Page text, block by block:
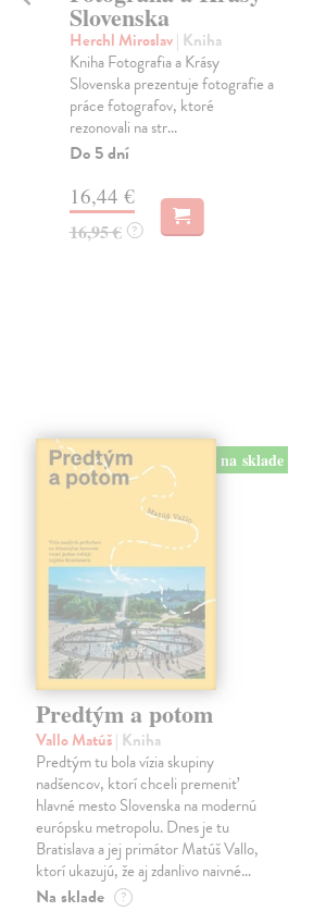
Slovenska
Herchl Miroslav| Kniha
Kniha Fotografia a Krásy
Slovenska prezentuje fotografie a
práce fotografov, ktoré
rezonovali na str...
Do 5 dní
16,44 €
16,95 € ?
na sklade
Predtým a potom
Vallo Matúš| Kniha
Predtým tu bola vízia skupiny
nadšencov, ktorí chceli premeniť
hlavné mesto Slovenska na modernú
európsku metropolu. Dnes je tu
Bratislava a jej primátor Matúš Vallo,
ktorí ukazujú, že aj zdanlivo naivné…
Na sklade ?